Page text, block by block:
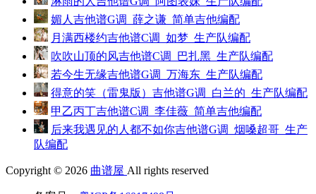
媚人吉他谱G调_薛之谦_简单吉他编配
月满西楼约吉他谱C调_如梦_生产队编配
吹吹山顶的风吉他谱C调_巴扎黑_生产队编配
若今生无缘吉他谱G调_万海东_生产队编配
得意的笑（雷鬼版）吉他谱G调_白兰的_生产队编配
甲乙丙丁吉他谱C调_李佳薇_简单吉他编配
后来我遇见的人都不如你吉他谱G调_烟嗓超哥_生产
队编配
Copyright © 2026 曲谱屋 All rights reserved